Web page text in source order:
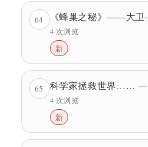
64 《蜂巢之秘》——大卫
4 次浏览
新
65 科学家拯救世界…… —
4 次浏览
新